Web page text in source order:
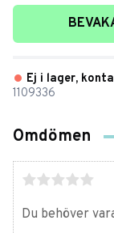
Lägg till i
Ej i lager,
1109336
Omdömen